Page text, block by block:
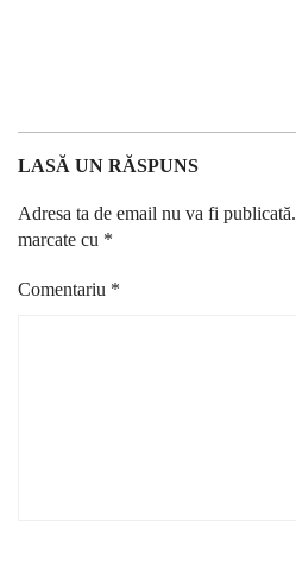
LASĂ UN RĂSPUNS
Adresa ta de email nu va fi publicată.
marcate cu *
Comentariu *